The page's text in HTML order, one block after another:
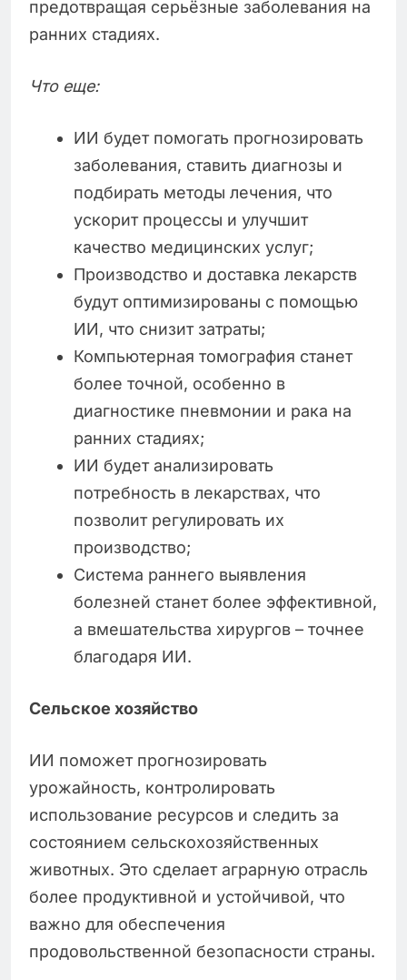
предотвращая серьёзные заболевания на
ранних стадиях.
Что еще:
ИИ будет помогать прогнозировать
заболевания, ставить диагнозы и
подбирать методы лечения, что
ускорит процессы и улучшит
качество медицинских услуг;
Производство и доставка лекарств
будут оптимизированы с помощью
ИИ, что снизит затраты;
Компьютерная томография станет
более точной, особенно в
диагностике пневмонии и рака на
ранних стадиях;
ИИ будет анализировать
потребность в лекарствах, что
позволит регулировать их
производство;
Система раннего выявления
болезней станет более эффективной,
а вмешательства хирургов – точнее
благодаря ИИ.
Сельское хозяйство
ИИ поможет прогнозировать
урожайность, контролировать
использование ресурсов и следить за
состоянием сельскохозяйственных
животных. Это сделает аграрную отрасль
более продуктивной и устойчивой, что
важно для обеспечения
продовольственной безопасности страны.